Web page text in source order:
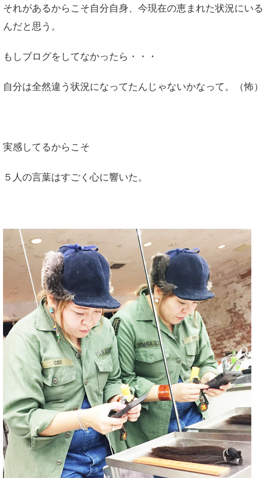
それがあるからこそ自分自身、今現在の恵まれた状況にいる
んだと思う。
もしブログをしてなかったら・・・
自分は全然違う状況になってたんじゃないかなって。（怖）
実感してるからこそ
５人の言葉はすごく心に響いた。